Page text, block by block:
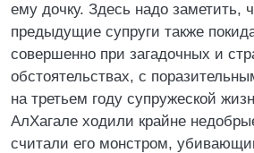
ему дочку. Здесь надо заметить,
предыдущие супруги также
совершенно при загадочных и
обстоятельствах, с
на третьем году супружеской
АлХагале ходили крайне
считали его монстром,